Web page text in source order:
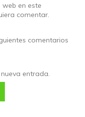
en este
comentar.
comentarios
entrada.